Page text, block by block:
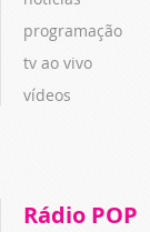
programação
tv ao vivo
vídeos
Rádio POP